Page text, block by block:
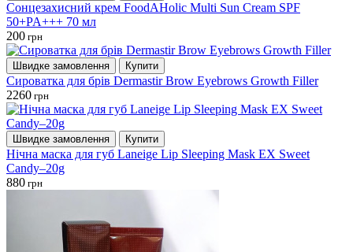
Сонцезахисний крем FoodAHolic Multi Sun Cream SPF
50+PA+++ 70 мл
200 грн
Швидке замовлення Купити
Сироватка для брів Dermastir Brow Eyebrows Growth Filler
2260 грн
Швидке замовлення Купити
Нічна маска для губ Laneige Lip Sleeping Mask EX Sweet
Candy–20g
880 грн